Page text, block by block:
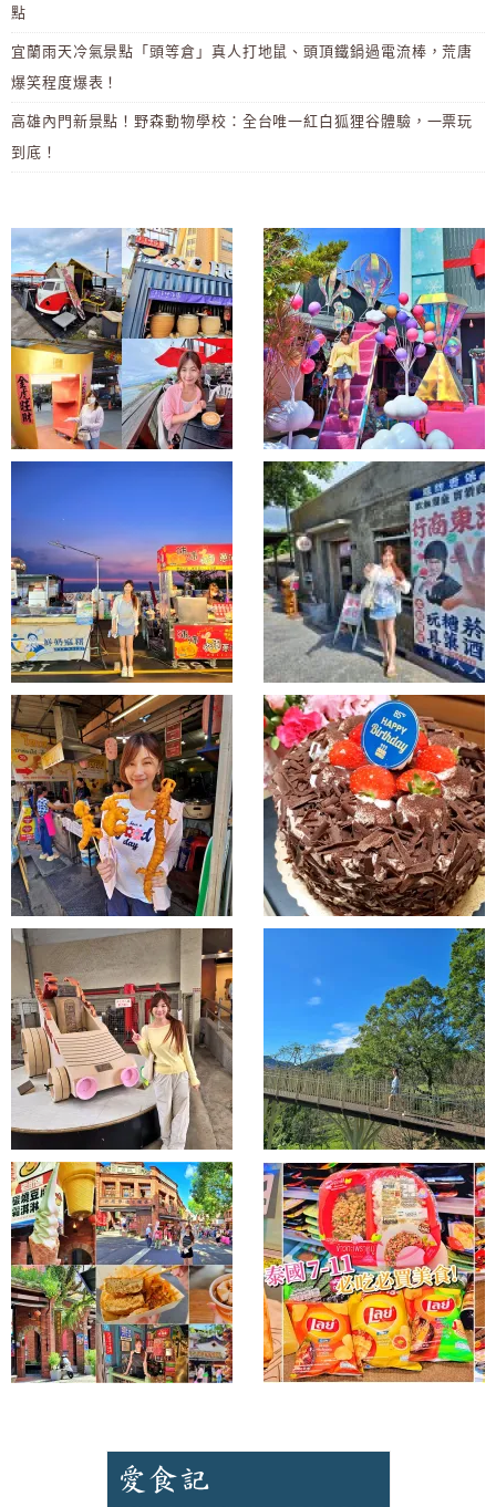
點
宜蘭雨天冷氣景點「頭等倉」真人打地鼠、頭頂鐵鍋過電流棒，荒唐
爆笑程度爆表！
高雄內門新景點！野森動物學校：全台唯一紅白狐狸谷體驗，一票玩
到底！